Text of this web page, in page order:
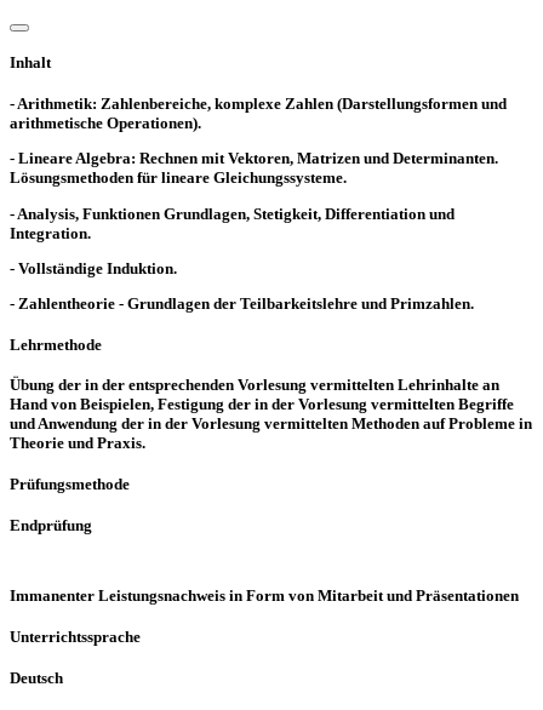
Inhalt
- Arithmetik: Zahlenbereiche, komplexe Zahlen (Darstellungsformen und
arithmetische Operationen).
- Lineare Algebra: Rechnen mit Vektoren, Matrizen und Determinanten.
Lösungsmethoden für lineare Gleichungssysteme.
- Analysis, Funktionen Grundlagen, Stetigkeit, Differentiation und
Integration.
- Vollständige Induktion.
- Zahlentheorie - Grundlagen der Teilbarkeitslehre und Primzahlen.
Lehrmethode
Übung der in der entsprechenden Vorlesung vermittelten Lehrinhalte an
Hand von Beispielen, Festigung der in der Vorlesung vermittelten Begriffe
und Anwendung der in der Vorlesung vermittelten Methoden auf Probleme in
Theorie und Praxis.
Prüfungsmethode
Endprüfung
Immanenter Leistungsnachweis in Form von Mitarbeit und Präsentationen
Unterrichtssprache
Deutsch